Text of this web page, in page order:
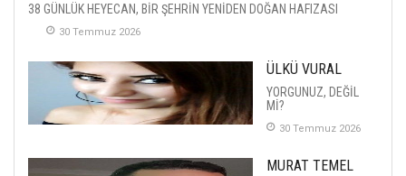
38 GÜNLÜK HEYECAN, BİR ŞEHRİN YENİDEN DOĞAN HAFIZASI
30 Temmuz 2026
ÜLKÜ VURAL
YORGUNUZ, DEĞİL
Mİ?
30 Temmuz 2026
MURAT TEMEL